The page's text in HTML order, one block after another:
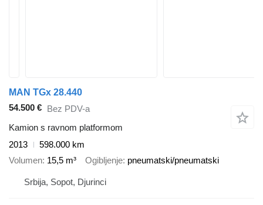
MAN TGx 28.440
54.500 € Bez PDV-a
Kamion s ravnom platformom
2013
598.000 km
Volumen 15,5 m³ Ogibljenje pneumatski/pneumatski
Srbija, Sopot, Djurinci